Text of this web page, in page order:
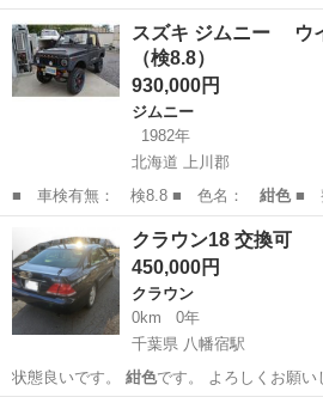
山梨 南巨摩郡 身延駅 ジムニー
スズキ ジムニー ウ
（検8.8）
930,000円
ジムニー
1982年
北海道 上川郡
■ 車検有無： 検8.8 ■ 色名： 紺色■
証： 保証…
ジムニー
クラウン18 交換可
450,000円
クラウン
0km
0年
千葉県 八幡宿駅
状態良いです。 紺色です。 よろしくお願い